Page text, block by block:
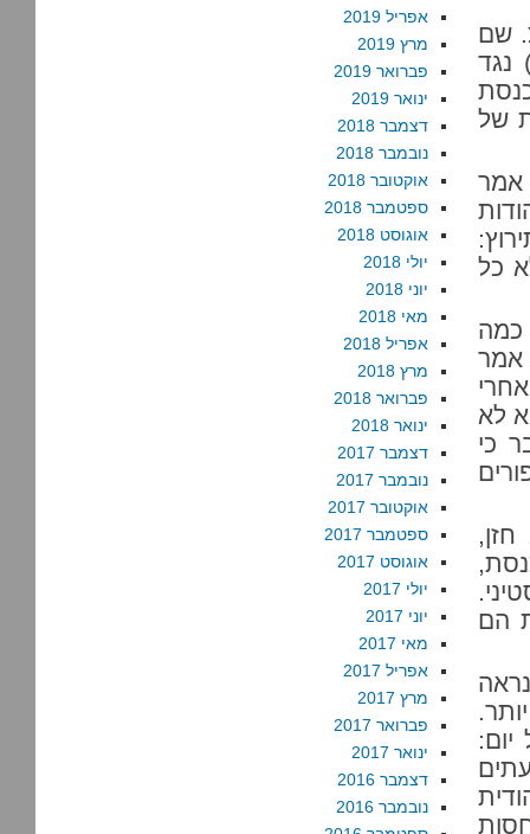
שם
נגד
של
כל
כמה
אמר
לא
כי
הם
2014. ככה נראה
יותר.
אפריל 2019
מרץ 2019
פברואר 2019
ינואר 2019
דצמבר 2018
נובמבר 2018
אוקטובר 2018
ספטמבר 2018
אוגוסט 2018
יולי 2018
יוני 2018
מאי 2018
אפריל 2018
מרץ 2018
פברואר 2018
ינואר 2018
דצמבר 2017
נובמבר 2017
אוקטובר 2017
ספטמבר 2017
אוגוסט 2017
יולי 2017
יוני 2017
מאי 2017
אפריל 2017
מרץ 2017
פברואר 2017
ינואר 2017
דצמבר 2016
נובמבר 2016